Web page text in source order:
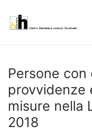
contenuto
Persone con
provvidenze
misure nella
2018